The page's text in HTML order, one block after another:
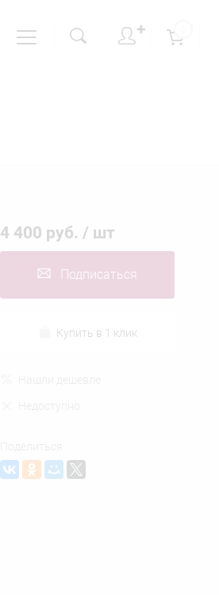
✚
4 400 руб. / шт
Подписаться
Купить в 1 клик